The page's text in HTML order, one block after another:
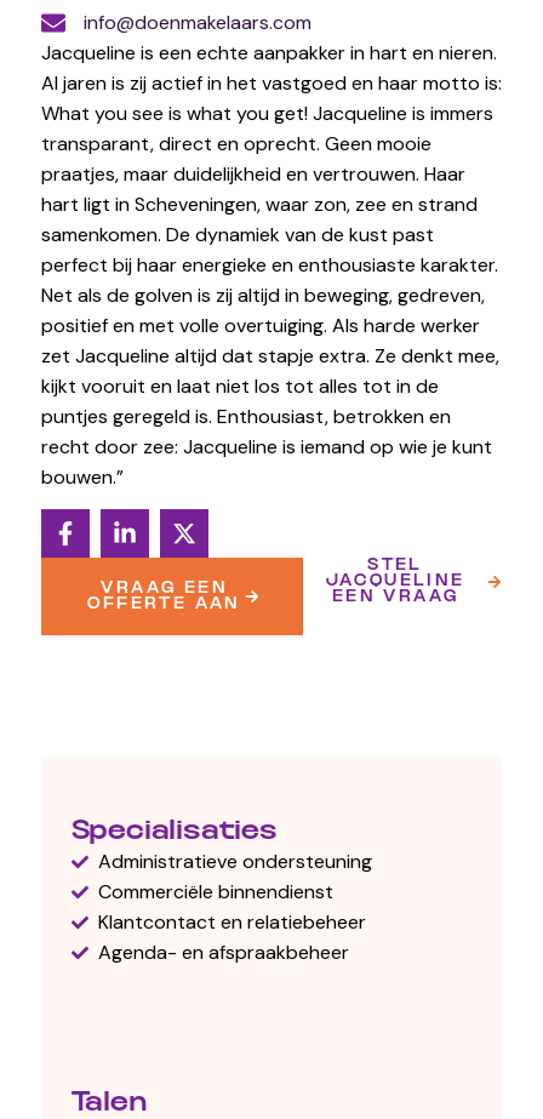
info@doenmakelaars.com
Jacqueline is een echte aanpakker in hart en nieren.
Al jaren is zij actief in het vastgoed en haar motto is:
What you see is what you get! Jacqueline is immers
transparant, direct en oprecht. Geen mooie
praatjes, maar duidelijkheid en vertrouwen. Haar
hart ligt in Scheveningen, waar zon, zee en strand
samenkomen. De dynamiek van de kust past
perfect bij haar energieke en enthousiaste karakter.
Net als de golven is zij altijd in beweging, gedreven,
positief en met volle overtuiging. Als harde werker
zet Jacqueline altijd dat stapje extra. Ze denkt mee,
kijkt vooruit en laat niet los tot alles tot in de
puntjes geregeld is. Enthousiast, betrokken en
recht door zee: Jacqueline is iemand op wie je kunt
bouwen.”
VRAAG EEN
OFFERTE AAN
STEL
JACQUELINE
EEN VRAAG
Specialisaties
Administratieve ondersteuning
Commerciële binnendienst
Klantcontact en relatiebeheer
Agenda- en afspraakbeheer
Talen